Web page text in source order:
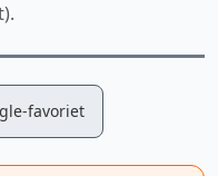
favoriet